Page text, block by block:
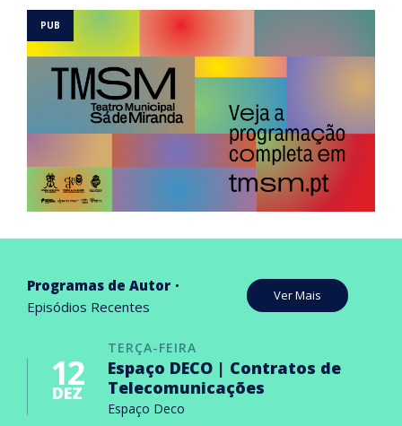
Programas de Autor
Episódios Recentes
Ver Mais
TERÇA-FEIRA
12
DEZ
Espaço DECO | Contratos de
Telecomunicações
Espaço Deco